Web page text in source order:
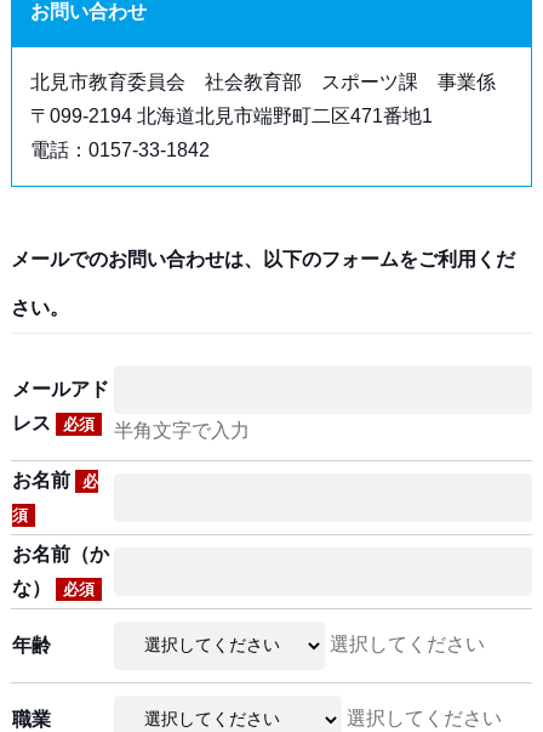
お問い合わせ
北見市教育委員会 社会教育部 スポーツ課 事業係
〒099-2194 北海道北見市端野町二区471番地1
電話：0157-33-1842
メールでのお問い合わせは、以下のフォームをご利用くだ
さい。
メールアド
レス
必須 半角文字で入力
お名前
必
須
お名前（か
な）
必須
年齢 選択してください
職業 選択してください